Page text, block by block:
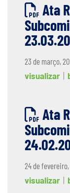
Ata
23 de março,
visualizar
Ata
24 de
visualizar